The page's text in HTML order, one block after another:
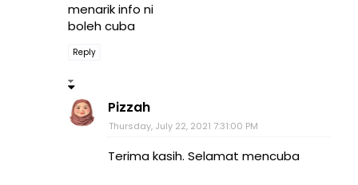
menarik info ni
boleh cuba
Reply
Pizzah
Thursday, July 22, 2021 7:31:00 PM
Terima kasih. Selamat mencuba